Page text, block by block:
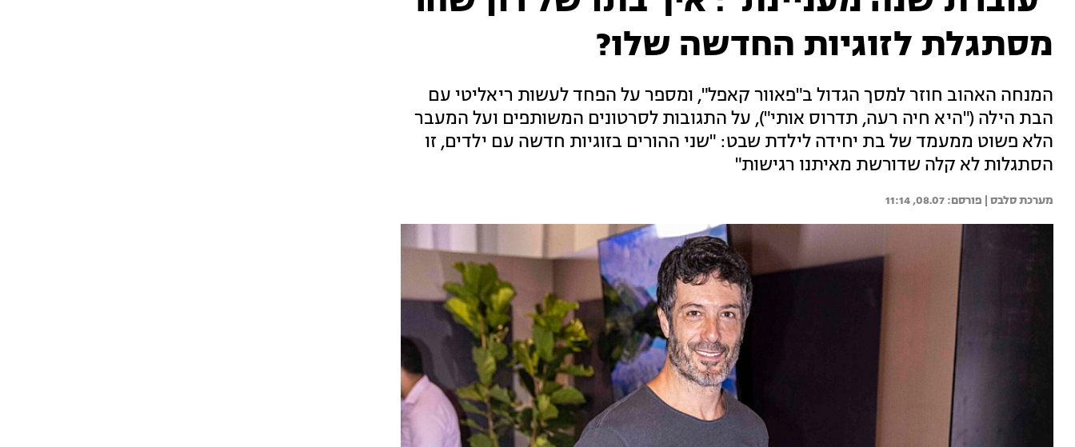
מסתגלת לזוגיות החדשה שלו?
המנחה האהוב חוזר למסך הגדול ב"פאוור קאפל", ומספר על הפחד לעשות ריאליטי עם
הבת הילה ("היא חיה רעה, תדרוס אותי"), על התגובות לסרטונים המשותפים ועל המעבר
הלא פשוט ממעמד של בת יחידה לילדת שבט: "שני ההורים בזוגיות חדשה עם ילדים, זו
הסתגלות לא קלה שדורשת מאיתנו רגישות"
מערכת סלבס | 08.07, 11:14